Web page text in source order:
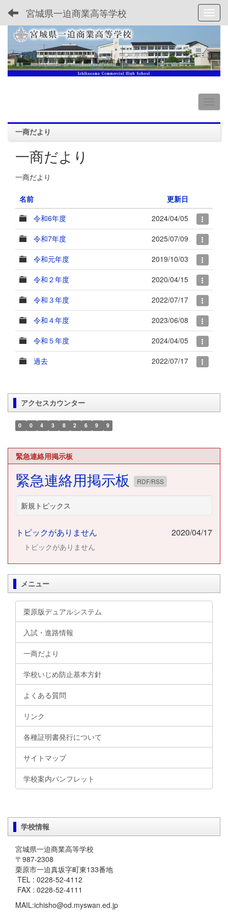
宮城県一迫商業高等学校
一商だより
一商だより
一商だより
名前
更新日
令和6年度
2024/04/05
令和7年度
2025/07/09
令和元年度
2019/10/03
令和２年度
2020/04/15
令和３年度
2022/07/17
令和４年度
2023/06/08
令和５年度
2024/04/05
過去
2022/07/17
アクセスカウンター
0 0 4 3 8 2 6 9 9
緊急連絡用掲示板
緊急連絡用掲示板 RDF/RSS
新規トピックス
トピックがありません 2020/04/17
トピックがありません
メニュー
栗原版デュアルシステム
入試・進路情報
一商だより
学校いじめ防止基本方針
よくある質問
リンク
各種証明書発行について
サイトマップ
学校案内パンフレット
学校情報
宮城県一迫商業高等学校
〒987-2308
栗原市一迫真坂字町東133番地
TEL : 0228-52-4112
FAX : 0228-52-4111
MAIL:ichisho@od.myswan.ed.jp